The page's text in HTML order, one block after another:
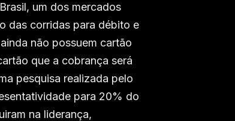
um dos mercados
das corridas para débito e
não possuem cartão
que a cobrança será
pesquisa realizada pelo
para 20% do
na liderança,